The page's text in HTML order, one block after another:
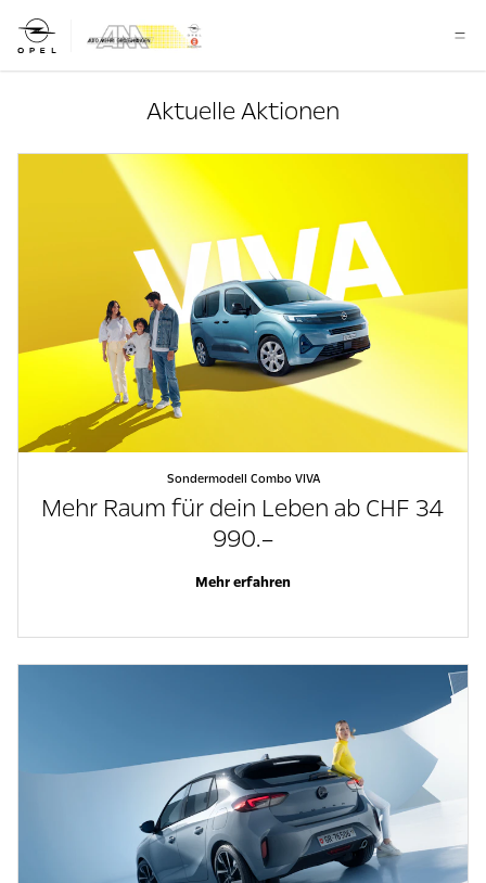
Aktuelle Aktionen
Sondermodell Combo VIVA
Mehr Raum für dein Leben ab CHF 34
990.–
Mehr erfahren